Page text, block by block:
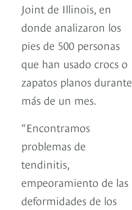
Joint de Illinois, en
donde analizaron los
pies de 500 personas
que han usado crocs o
zapatos planos durante
más de un mes.
“Encontramos
problemas de
tendinitis,
empeoramiento de las
deformidades de los